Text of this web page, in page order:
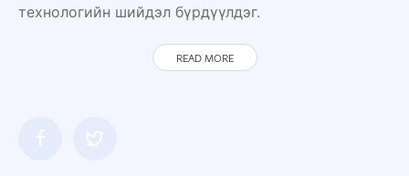
технологийн шийдэл бүрдүүлдэг.
READ MORE